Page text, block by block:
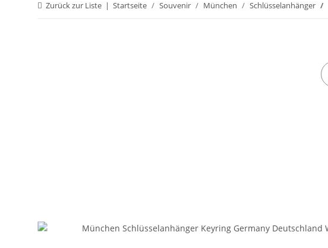
Zurück zur Liste Startseite Souvenir München Schlüsselanhänger